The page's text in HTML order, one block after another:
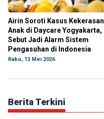
Airin Soroti Kasus Kekerasan
Anak di Daycare Yogyakarta,
Sebut Jadi Alarm Sistem
Pengasuhan di Indonesia
Rabu, 13 Mei 2026
Berita Terkini